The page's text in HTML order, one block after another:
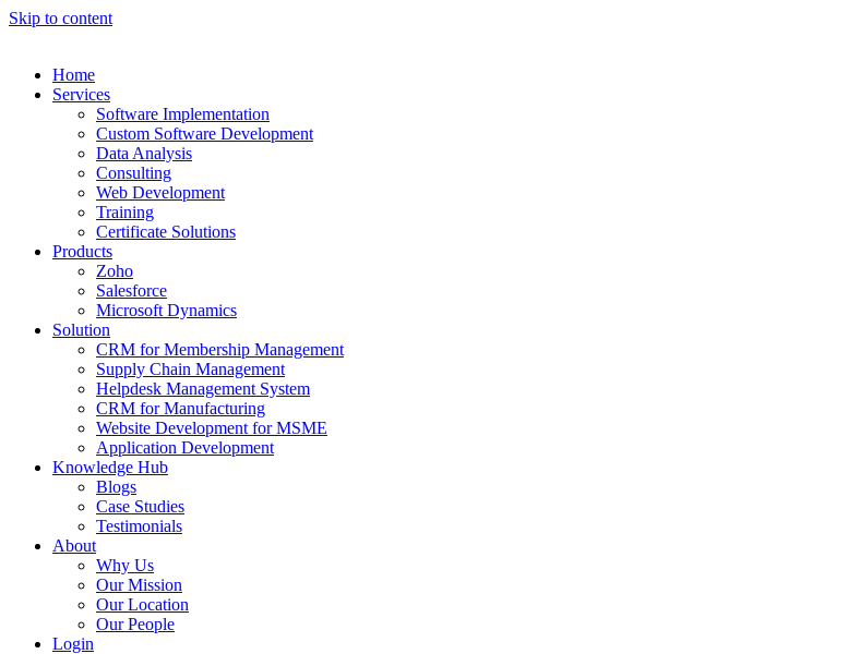
Skip to content
Home
Services
Software Implementation
Custom Software Development
Data Analysis
Consulting
Web Development
Training
Certificate Solutions
Products
Zoho
Salesforce
Microsoft Dynamics
Solution
CRM for Membership Management
Supply Chain Management
Helpdesk Management System
CRM for Manufacturing
Website Development for MSME
Application Development
Knowledge Hub
Blogs
Case Studies
Testimonials
About
Why Us
Our Mission
Our Location
Our People
Login